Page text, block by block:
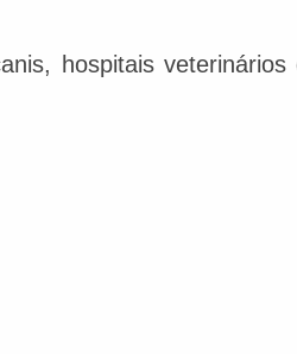
hospitais veterinários